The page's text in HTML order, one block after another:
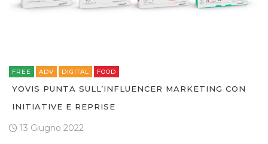
FREE ADV DIGITAL FOOD
YOVIS PUNTA SULL’INFLUENCER MARKETING CON
INITIATIVE E REPRISE
13 Giugno 2022